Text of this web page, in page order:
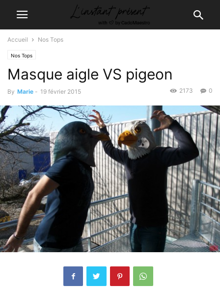
Accueil Nos Tops
Nos Tops
Masque aigle VS pigeon
By Marie - 19 février 2015 0
2173